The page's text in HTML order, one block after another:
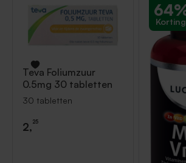
Teva Foliumzuur
0.5mg 30 tabletten
30 tabletten
2,25